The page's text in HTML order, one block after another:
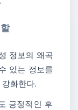
정보의 왜곡
있는 정보를
화한다.
긍정적인 후